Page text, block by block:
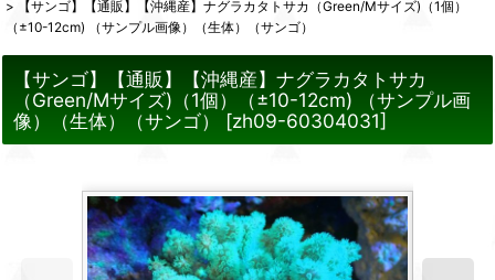
>
【サンゴ】【通販】【沖縄産】ナグラカタトサカ（Green/Mサイズ)（1個）
（±10-12cm) （サンプル画像）（生体）（サンゴ）
【サンゴ】【通販】【沖縄産】ナグラカタトサカ
（Green/Mサイズ)（1個）（±10-12cm) （サンプル画
像）（生体）（サンゴ）
[zh09-60304031]